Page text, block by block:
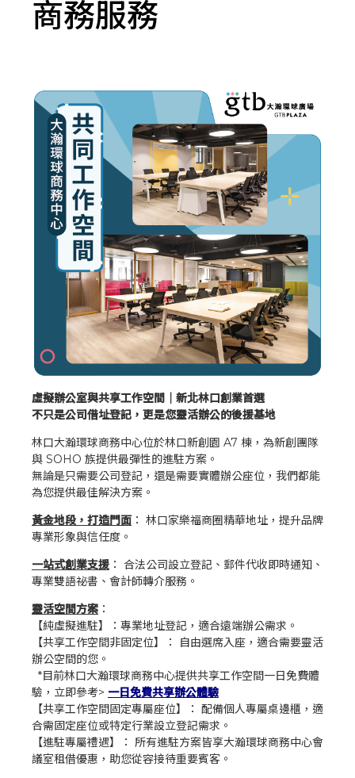
商務服務
虛擬辦公室與共享工作空間｜新北林口創業首選
不只是公司借址登記，更是您靈活辦公的後援基地
林口大瀚環球商務中心位於林口新創園 A7 棟，為新創團隊
與 SOHO 族提供最彈性的進駐方案。
無論是只需要公司登記，還是需要實體辦公座位，我們都能
為您提供最佳解決方案。
黃金地段，打造門面 ： 林口家樂福商圈精華地址，提升品牌
專業形象與信任度。
一站式創業支援 ： 合法公司設立登記、郵件代收即時通知、
專業雙語祕書、會計師轉介服務。
靈活空間方案 ：
【純虛擬進駐】：專業地址登記，適合遠端辦公需求。
【共享工作空間非固定位】： 自由選席入座，適合需要靈活
辦公空間的您。
*目前林口大瀚環球商務中心提供共享工作空間一日免費體
驗，立即參考> 一日免費共享辦公體驗
【共享工作空間固定專屬座位】： 配備個人專屬桌邊櫃，適
合需固定座位或特定行業設立登記需求。
【進駐專屬禮遇】： 所有進駐方案皆享大瀚環球商務中心會
議室租借優惠，助您從容接待重要賓客。